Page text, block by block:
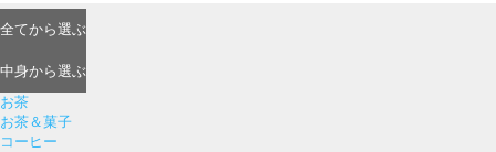
全てから選ぶ
中身から選ぶ
お茶
お茶＆菓子
コーヒー